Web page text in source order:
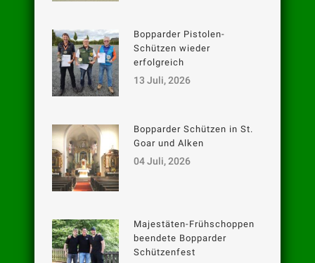
Bopparder Pistolen-
Schützen wieder
erfolgreich
13 Juli, 2026
Bopparder Schützen in St.
Goar und Alken
04 Juli, 2026
Majestäten-Frühschoppen
beendete Bopparder
Schützenfest